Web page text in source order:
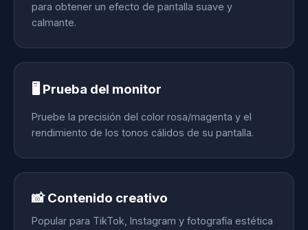
para obtener un efecto de pantalla suave y
calmante.
🖥️ Prueba del monitor
Pruebe la precisión del color rosa/magenta y el
rendimiento de los tonos cálidos de su pantalla.
📸 Contenido creativo
Popular para TikTok, Instagram y fotografía estética